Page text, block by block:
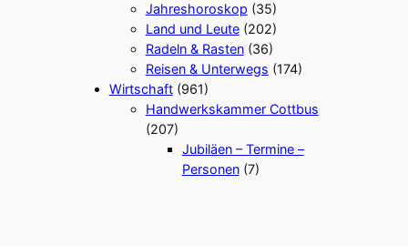
Jahreshoroskop (35)
Land und Leute(202)
Radeln & Rasten(36)
Reisen & Unterwegs (174)
Wirtschaft(961)
Handwerkskammer Cottbus
(207)
Jubiläen – Termine –
Personen(7)